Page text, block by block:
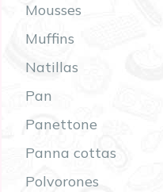
Mousses
Muffins
Natillas
Pan
Panettone
Panna cottas
Polvorones